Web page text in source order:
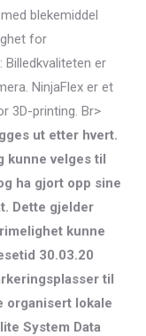
blekemiddel
for
er
NinjaFlex er et
3D-printing. Br>
ut etter hvert.
kunne velges til
ha gjort opp sine
Dette gjelder
kunne
30.03.20
til
organisert lokale
System Data